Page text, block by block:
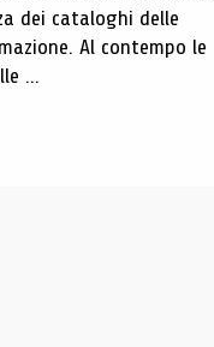
dei cataloghi delle
Al contempo le
...